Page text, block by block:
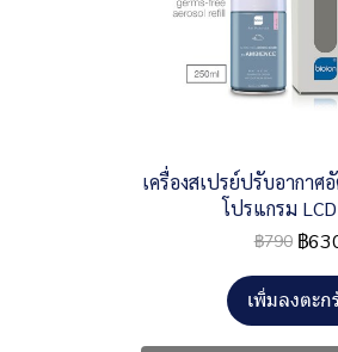
เครื่องสเปรย์ปรับอากา
โปรแกรม
฿790 ฿
เพิ่มลงตะก